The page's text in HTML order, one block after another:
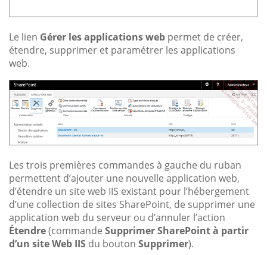
Le lien Gérer les applications web permet de créer,
étendre, supprimer et paramétrer les applications
web.
Les trois premières commandes à gauche du ruban
permettent d’ajouter une nouvelle application web,
d’étendre un site web IIS existant pour l’hébergement
d’une collection de sites SharePoint, de supprimer une
application web du serveur ou d’annuler l’action
Étendre(commande Supprimer SharePoint à partir
d’un site Web IIS du bouton Supprimer).